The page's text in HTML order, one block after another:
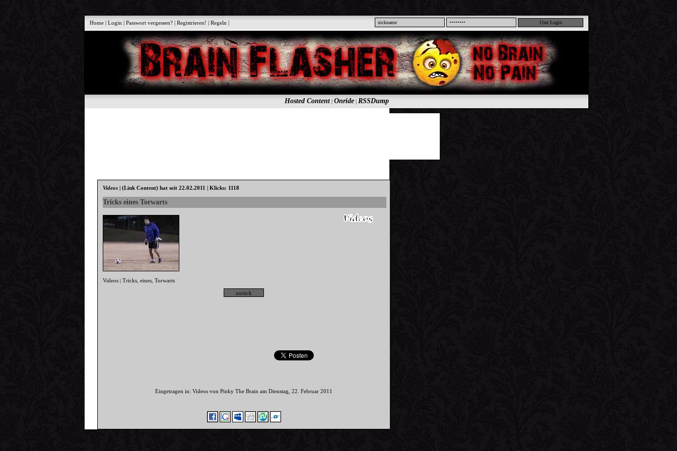
Home |Login |Passwort vergessen? |Registrieren! |Regeln |
Hosted Content| Onride| RSSDump
Videos |(Link Content) hat seit 22.02.2011 | Klicks: 1118
Tricks eines Torwarts
Videos |Tricks ,eines ,Torwarts
Eingetragen in: Videos von Pinky The Brain am Dienstag, 22. Februar 2011